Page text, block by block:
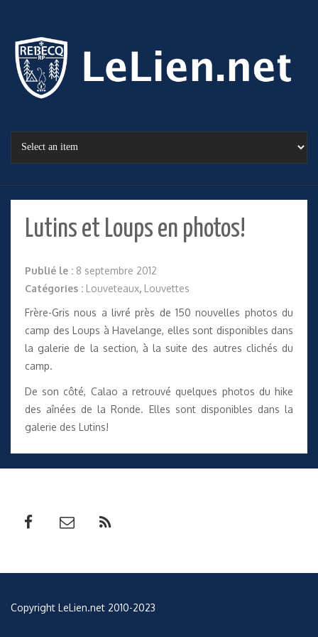
Lutins et Loups en photos!
Publié le : 8 septembre 2012
Catégories : Louveteaux, Louvettes
Frère-Gris nous a livré près de 150 nouvelles photos du
camp des Loups à Havelange, elles sont disponibles dans
la galerie de la section, à la suite des autres clichés du
camp.
De son côté, Calao a retrouvé quelques photos du hike
des aînées de la Ronde. Elles sont disponibles dans la
galerie des Lutins!
Copyright LeLien.net 2010-2023